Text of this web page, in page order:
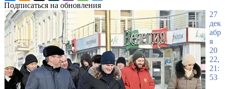
Подписаться на обновления
27
дек
абр
я
20
22,
21:
53